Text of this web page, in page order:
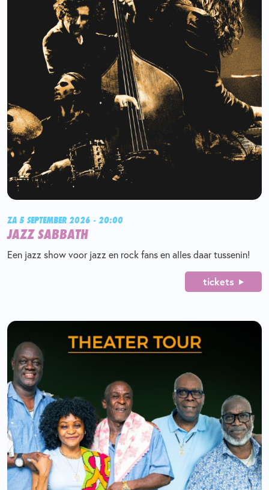
ZA 5 SEPTEMBER 2026 - 20:00
JAZZ SABBATH
Een jazz show voor jazz en rock fans en alles daar tussenin!
tickets